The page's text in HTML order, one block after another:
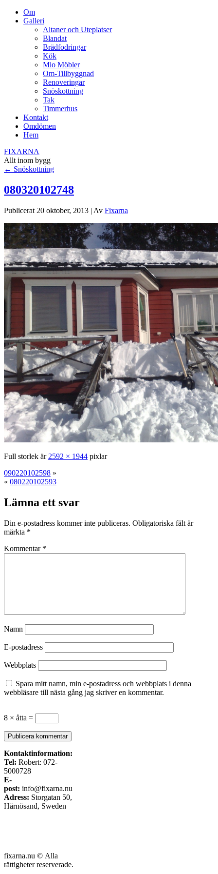
Om
Galleri
Altaner och Uteplatser
Blandat
Brädfodringar
Kök
Mio Möbler
Om-Tillbyggnad
Renoveringar
Snöskottning
Tak
Timmerhus
Kontakt
Omdömen
Hem
FIXARNA
Allt inom bygg
← Snöskottning
080320102748
Publicerat 20 oktober, 2013 | Av Fixarna
Full storlek är 2592 × 1944 pixlar
090220102598 »
« 080220102593
Lämna ett svar
Din e-postadress kommer inte publiceras. Obligatoriska fält är
märkta *
Kommentar *
Namn
E-postadress
Webbplats
Spara mitt namn, min e-postadress och webbplats i denna
webbläsare till nästa gång jag skriver en kommentar.
8 × åtta =
Kontaktinformation:
Tel: Robert: 072-
5000728
E-
post: info@fixarna.nu
Adress: Storgatan 50,
Härnösand, Sweden
fixarna.nu © Alla
rättigheter reserverade.